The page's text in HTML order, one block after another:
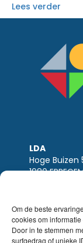
Om de beste
cookies om
Door in te stemmen
surfgedrag of unieke
Lees verder
LDA
Hoge Buizen
1980
Tel +32
BTW:
IBAN: KBC /